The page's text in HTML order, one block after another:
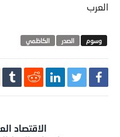
العرب
الصدر الكاظمي
الاقتصاد